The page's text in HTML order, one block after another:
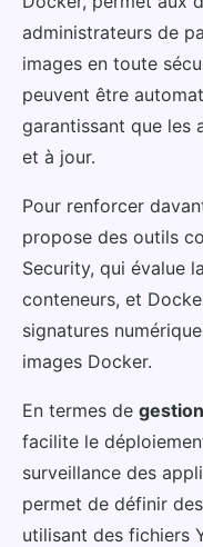
administrateurs de
images en toute
peuvent être
garantissant que les
et à jour.
Pour renforcer
propose des outils
Security, qui évalue
conteneurs, et
signatures
images Docker.
En termes de
facilite le
surveillance des
permet de définir
utilisant des fichiers